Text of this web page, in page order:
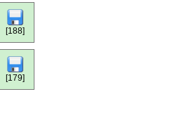
[188]
[179]